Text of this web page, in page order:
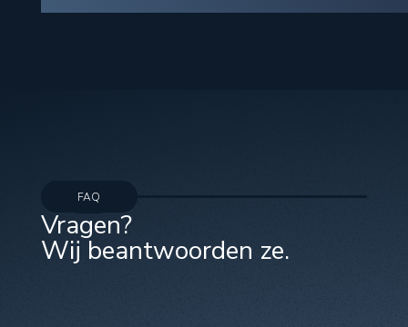
FAQ
Vragen?
Wij beantwoorden ze.